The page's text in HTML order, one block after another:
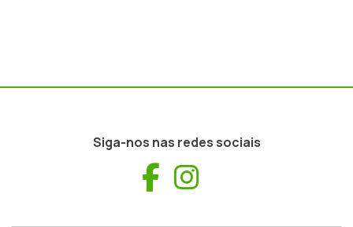
Siga-nos nas redes sociais
Facebook